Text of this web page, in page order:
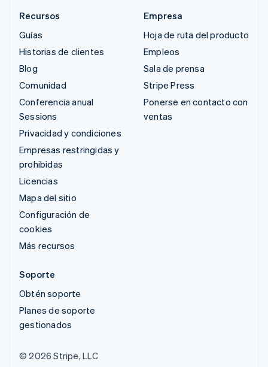
Recursos
Guías
Historias de clientes
Blog
Comunidad
Conferencia anual
Sessions
Privacidad y condiciones
Empresas restringidas y
prohibidas
Licencias
Mapa del sitio
Configuración de
cookies
Más recursos
Empresa
Hoja de ruta del producto
Empleos
Sala de prensa
Stripe Press
Ponerse en contacto con
ventas
Soporte
Obtén soporte
Planes de soporte
gestionados
© 2026 Stripe, LLC